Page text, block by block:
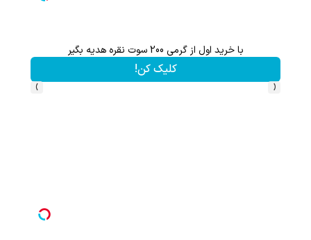
با خرید اول از گرمی 200 سوت نقره هدیه بگیر
کلیک کن!
‹
›